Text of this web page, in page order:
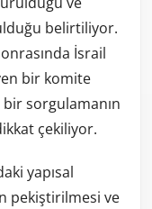
belirtiliyor.
İsrail
bir komite
sorgulamanın
çekiliyor.
yapısal
pekiştirilmesi ve